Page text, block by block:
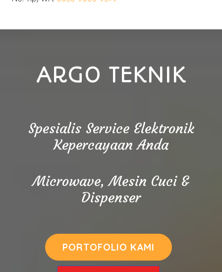
ARGO TEKNIK
Spesialis Service Elektronik
Kepercayaan Anda
Microwave, Mesin Cuci &
Dispenser
PORTOFOLIO KAMI